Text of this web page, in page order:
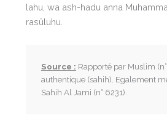
lahu, wa ash-hadu anna
rasûluhu.
Source : Rapporté par Muslim
authentique (sahih). Egalement
Sahih Al Jami (n° 6231).